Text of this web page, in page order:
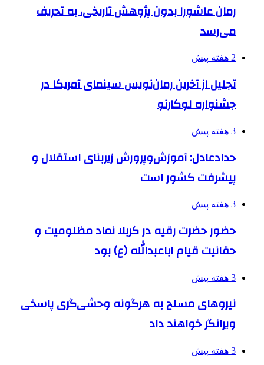
رمان عاشورا بدون پژوهش تاریخی، به تحریف
می‌رسد
2 هفته پیش
تجلیل از آخرین رمان‌نویس سینمای آمریکا در
جشنواره لوکارنو
3 هفته پیش
حدادعادل: آموزش‌وپرورش زیربنای استقلال و
پیشرفت کشور است
3 هفته پیش
حضور حضرت رقیه در کربلا نماد مظلومیت و
حقانیت قیام اباعبدالله (ع) بود
3 هفته پیش
نیروهای مسلح به هرگونه وحشی‌گری پاسخی
ویرانگر خواهند داد
3 هفته پیش